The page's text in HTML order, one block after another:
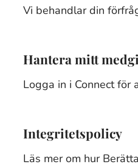
Vi behandlar din
Hantera mitt
Logga in i Connect
Integritetspolicy
Läs mer om hur